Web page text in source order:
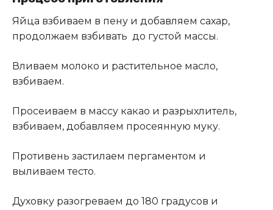
Яйца взбиваем в пену и добавляем сахар,
продолжаем взбивать до густой массы.
Вливаем молоко и растительное масло,
взбиваем.
Просеиваем в массу какао и разрыхлитель,
взбиваем, добавляем просеянную муку.
Противень застилаем пергаментом и
выливаем тесто.
Духовку разогреваем до 180 градусов и